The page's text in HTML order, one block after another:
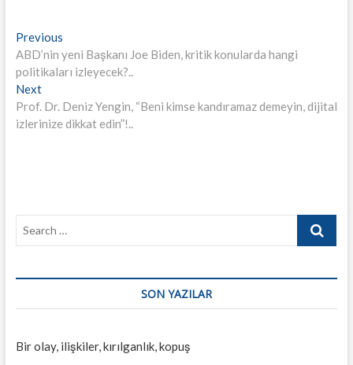
Yazı
gezinmesi
PreviousPrevious
post:
ABD’nin yeni Başkanı Joe Biden, kritik konularda hangi
politikaları izleyecek?..
NextNext
post:
Prof. Dr. Deniz Yengin, “Beni kimse kandıramaz demeyin, dijital
izlerinize dikkat edin”!..
Search
SON YAZILAR
Bir olay, ilişkiler, kırılganlık, kopuş